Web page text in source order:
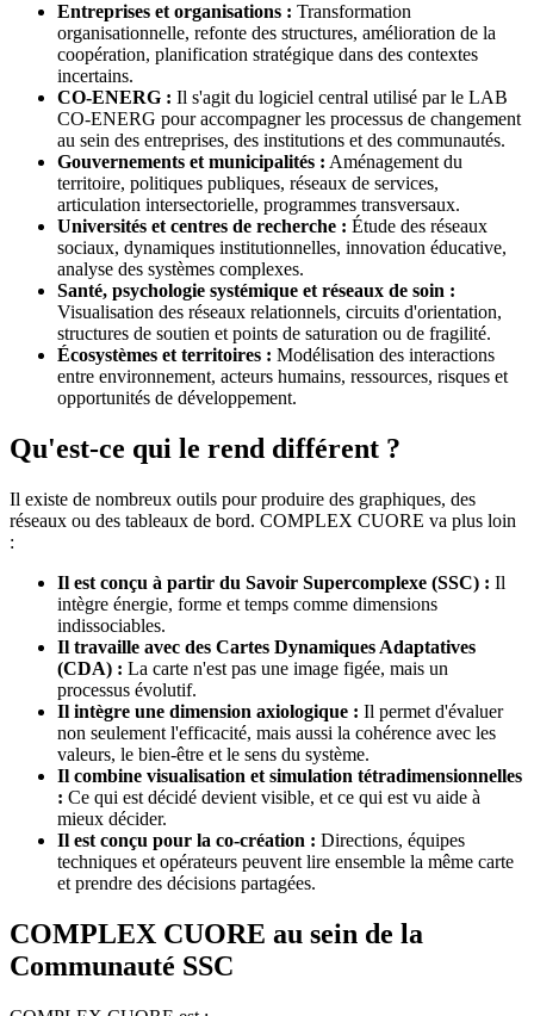
Entreprises et organisations : Transformation
organisationnelle, refonte des structures, amélioration de la
coopération, planification stratégique dans des contextes
incertains.
CO-ENERG : Il s'agit du logiciel central utilisé par le LAB
CO-ENERG pour accompagner les processus de changement
au sein des entreprises, des institutions et des communautés.
Gouvernements et municipalités : Aménagement du
territoire, politiques publiques, réseaux de services,
articulation intersectorielle, programmes transversaux.
Universités et centres de recherche : Étude des réseaux
sociaux, dynamiques institutionnelles, innovation éducative,
analyse des systèmes complexes.
Santé, psychologie systémique et réseaux de soin :
Visualisation des réseaux relationnels, circuits d'orientation,
structures de soutien et points de saturation ou de fragilité.
Écosystèmes et territoires : Modélisation des interactions
entre environnement, acteurs humains, ressources, risques et
opportunités de développement.
Qu'est-ce qui le rend différent ?
Il existe de nombreux outils pour produire des graphiques, des
réseaux ou des tableaux de bord. COMPLEX CUORE va plus loin
:
Il est conçu à partir du Savoir Supercomplexe (SSC) : Il
intègre énergie, forme et temps comme dimensions
indissociables.
Il travaille avec des Cartes Dynamiques Adaptatives
(CDA) : La carte n'est pas une image figée, mais un
processus évolutif.
Il intègre une dimension axiologique : Il permet d'évaluer
non seulement l'efficacité, mais aussi la cohérence avec les
valeurs, le bien-être et le sens du système.
Il combine visualisation et simulation tétradimensionnelles
: Ce qui est décidé devient visible, et ce qui est vu aide à
mieux décider.
Il est conçu pour la co-création : Directions, équipes
techniques et opérateurs peuvent lire ensemble la même carte
et prendre des décisions partagées.
COMPLEX CUORE au sein de la
Communauté SSC